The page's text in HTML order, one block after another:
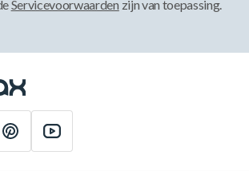
Servicevoorwaarden zijn van toepassing.